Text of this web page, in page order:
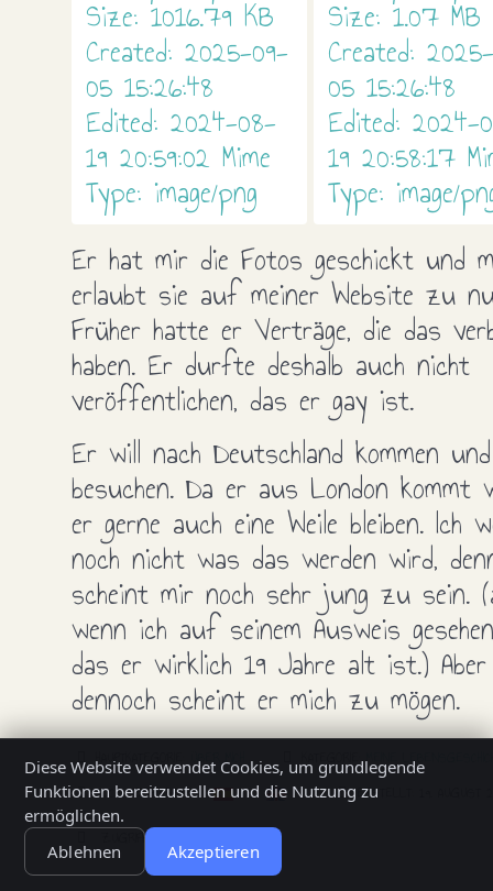
Er hat mir die Fotos geschickt und
erlaubt sie auf meiner Website zu
Früher hatte er Verträge, die das
haben. Er durfte deshalb auch nicht
veröffentlichen, das er gay ist.
Er will nach Deutschland kommen
besuchen. Da er aus London kommt
er gerne auch eine Weile bleiben. Ich
noch nicht was das werden wird,
scheint mir noch sehr jung zu sein.
wenn ich auf seinem Ausweis
das er wirklich 19 Jahre alt ist.) Aber
dennoch scheint er mich zu mögen.
HAUPTKATEGORIE: ÜBER MICH KATEGORIE:MEINE
AUCH VERFÜGBAR:
ERSTELLT: 19. AUGUST
ZUGRIFFE: 653
Diese Website verwendet Cookies, um grundlegende
Funktionen bereitzustellen und die Nutzung zu
ermöglichen.
Ablehnen
Akzeptieren